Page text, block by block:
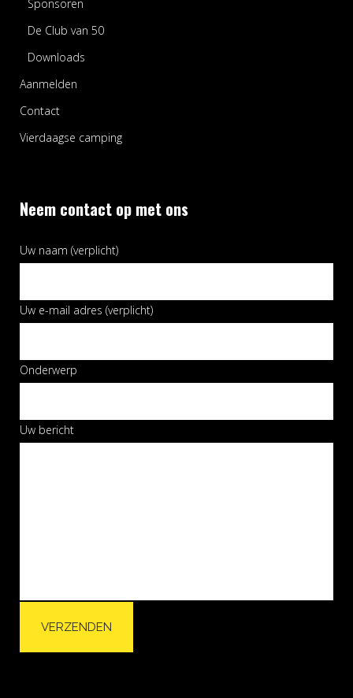
Sponsoren
De Club van 50
Downloads
Aanmelden
Contact
Vierdaagse camping
Neem contact op met ons
Uw naam (verplicht)
Uw e-mail adres (verplicht)
Onderwerp
Uw bericht